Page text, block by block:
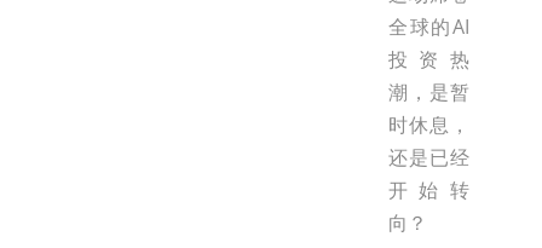
全球的AI
投资热
潮，是暂
时休息，
还是已经
开始转
向？